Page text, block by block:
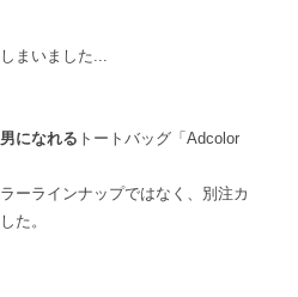
まいました...
になれる トートバッグ「Adcolor
ーラインナップではなく、別注カ
た。